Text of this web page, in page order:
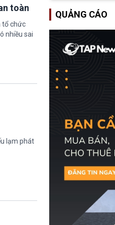
toàn
tổ chức
nhiều sai
lạm phát
QUẢNG CÁO